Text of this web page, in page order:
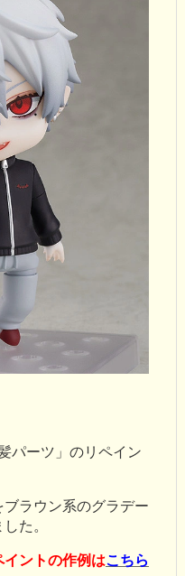
パーツ」のリペイン
ラウン系のグラデー
た。
ントの作例はこちら